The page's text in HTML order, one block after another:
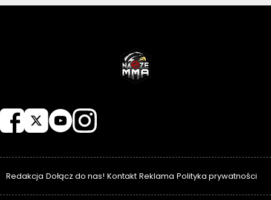
Redakcja Dołącz do nas! Kontakt Reklama Polityka prywatności